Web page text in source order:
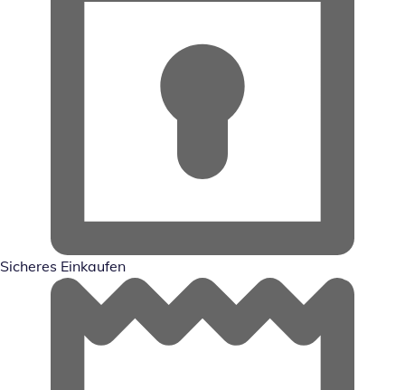
Sicheres Einkaufen